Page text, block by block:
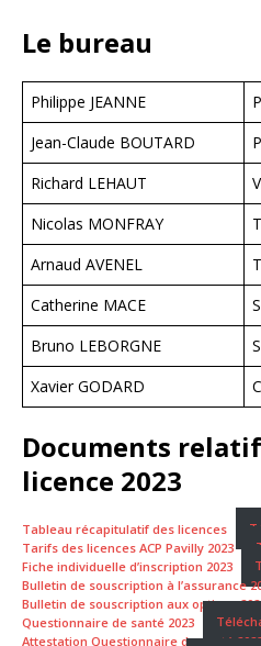
Le bureau
Philippe JEANNE
Jean-Claude BOUTARD
Richard LEHAUT
Nicolas MONFRAY
Arnaud AVENEL
Catherine MACE
Bruno LEBORGNE
Xavier GODARD
Documents
licence 2023
Tableau récapitulatif des licences
Tarifs des licences ACP Pavilly 2023
Fiche individuelle d’inscription 2023
Bulletin de souscription à l’assurance
Bulletin de souscription aux options
Questionnaire de santé 2023
Attestation Questionnaire de santé